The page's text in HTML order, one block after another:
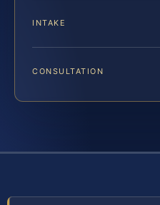
INTAKE
CONSULTATION